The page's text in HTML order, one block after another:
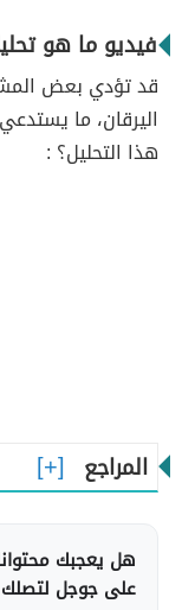
فيديو ما هو
قد تؤدي بعض
اليرقان، ما
هذا التحليل؟ :
المراجع
هل يعجبك
على جوجل لتصلك